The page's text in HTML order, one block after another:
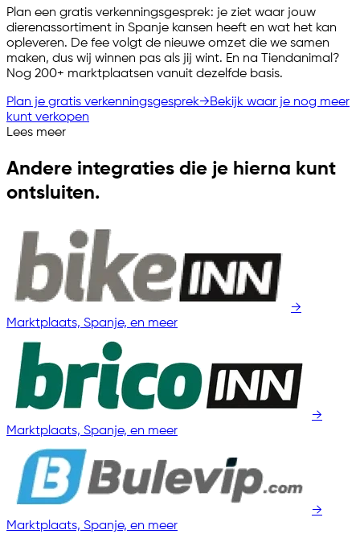
Plan een gratis verkenningsgesprek: je ziet waar jouw
dierenassortiment in Spanje kansen heeft en wat het kan
opleveren. De fee volgt de nieuwe omzet die we samen
maken, dus wij winnen pas als jij wint. En na Tiendanimal?
Nog 200+ marktplaatsen vanuit dezelfde basis.
Plan je gratis verkenningsgesprek→Bekijk waar je nog meer
kunt verkopen
Lees meer
Andere integraties die je hierna kunt
ontsluiten.
→
Marktplaats, Spanje, en meer
→
Marktplaats, Spanje, en meer
→
Marktplaats, Spanje, en meer